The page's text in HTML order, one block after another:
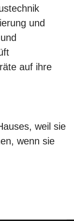
und
auf ihre
weil sie
wenn sie